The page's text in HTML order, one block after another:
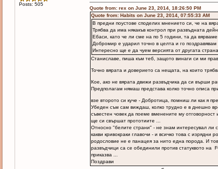
Posts: 505
Quote from: rex on June 23, 2014, 18:26:50 PM
Quote from: Habits on June 23, 2014, 07:55:33 AM
В предни поустове споделих мнението си, че на
Трябва да има някакъв контрол при развъдната
Ебаси, като че ли сме на по 5 години, та да
Добромир е ударил точно в целта и го
Интересно ще е да чуем версията от другата
Станиславе, пиша към теб, защото винаги си ми
Точно вярата и доверието са нещата, на които
Кое, ако не вярата движи развъдчика да си върши
Предполагам нямаш представа колко точно описа
взе второто си куче - Добротица, помниш ли как я
Убеден съм сам виждаш, колко трудно е в днешно
съвестен човек да поеме вменените му
ще си свършат прототиите ...
Относно "белите страни" - не знам интересувал ли
какви кривокраки главочи - и всичко това с
родословие не е панацея за нито една порода. И
развъдчици са се обединили против статуквото
приказва ...
Поздрави